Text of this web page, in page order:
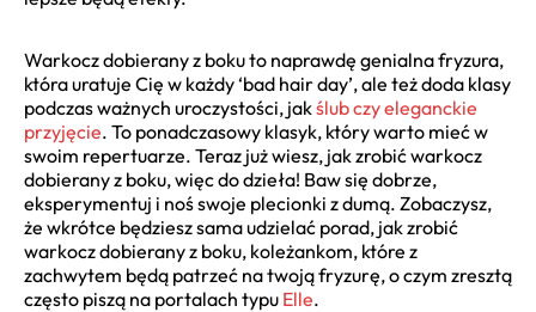
Warkocz dobierany z boku to naprawdę genialna fryzura,
która uratuje Cię w każdy ‘bad hair day’, ale też doda klasy
podczas ważnych uroczystości, jakślub czy eleganckie
przyjęcie. To ponadczasowy klasyk, który warto mieć w
swoim repertuarze. Teraz już wiesz, jak zrobić warkocz
dobierany z boku, więc do dzieła! Baw się dobrze,
eksperymentuj i noś swoje plecionki z dumą. Zobaczysz,
że wkrótce będziesz sama udzielać porad, jak zrobić
warkocz dobierany z boku, koleżankom, które z
zachwytem będą patrzeć na twoją fryzurę, o czym zresztą
często piszą na portalach typu Elle.